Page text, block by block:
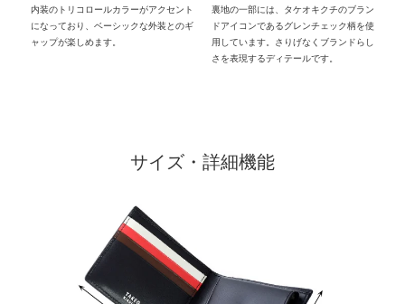
内装のトリコロールカラーがアクセント
になっており、ベーシックな外装とのギ
ャップが楽しめます。
裏地の一部には、タケオキクチのブラン
ドアイコンであるグレンチェック柄を使
用しています。さりげなくブランドらし
さを表現するディテールです。
サイズ・詳細機能